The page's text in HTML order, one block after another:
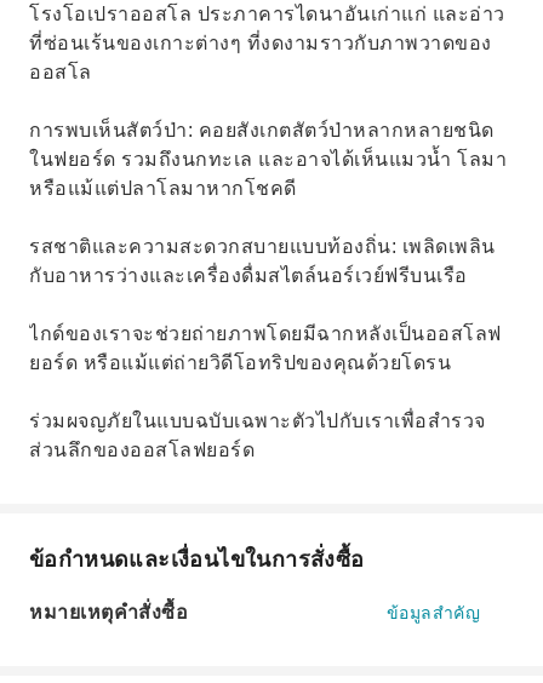
โรงโอเปราออสโล ประภาคารไดนาอันเก่าแก่ และอ่าว
ที่ซ่อนเร้นของเกาะต่างๆ ที่งดงามราวกับภาพวาดของ
ออสโล
การพบเห็นสัตว์ป่า: คอยสังเกตสัตว์ป่าหลากหลายชนิด
ในฟยอร์ด รวมถึงนกทะเล และอาจได้เห็นแมวน้ำ โลมา
หรือแม้แต่ปลาโลมาหากโชคดี
รสชาติและความสะดวกสบายแบบท้องถิ่น: เพลิดเพลิน
กับอาหารว่างและเครื่องดื่มสไตล์นอร์เวย์ฟรีบนเรือ
ไกด์ของเราจะช่วยถ่ายภาพโดยมีฉากหลังเป็นออสโลฟ
ยอร์ด หรือแม้แต่ถ่ายวิดีโอทริปของคุณด้วยโดรน
ร่วมผจญภัยในแบบฉบับเฉพาะตัวไปกับเราเพื่อสำรวจ
ส่วนลึกของออสโลฟยอร์ด
ข้อกำหนดและเงื่อนไขในการสั่งซื้อ
หมายเหตุคำสั่งซื้อ ข้อมูลสำคัญ